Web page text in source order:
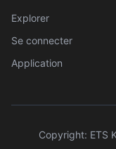
Explorer
Se connecter
Application
Copyright: ETS